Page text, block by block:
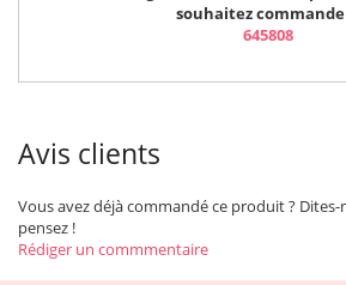
souhaitez
645808
Avis clients
Vous avez déjà commandé ce produit ?
pensez !
Rédiger un commmentaire